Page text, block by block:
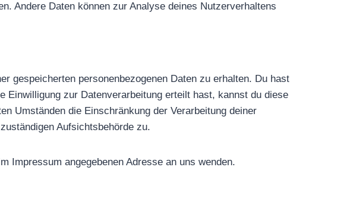
Andere Daten können zur Analyse deines Nutzerverhaltens
gespeicherten personenbezogenen Daten zu erhalten. Du hast
Einwilligung zur Datenverarbeitung erteilt hast, kannst du diese
Umständen die Einschränkung der Verarbeitung deiner
Aufsichtsbehörde zu.
Impressum angegebenen Adresse an uns wenden.